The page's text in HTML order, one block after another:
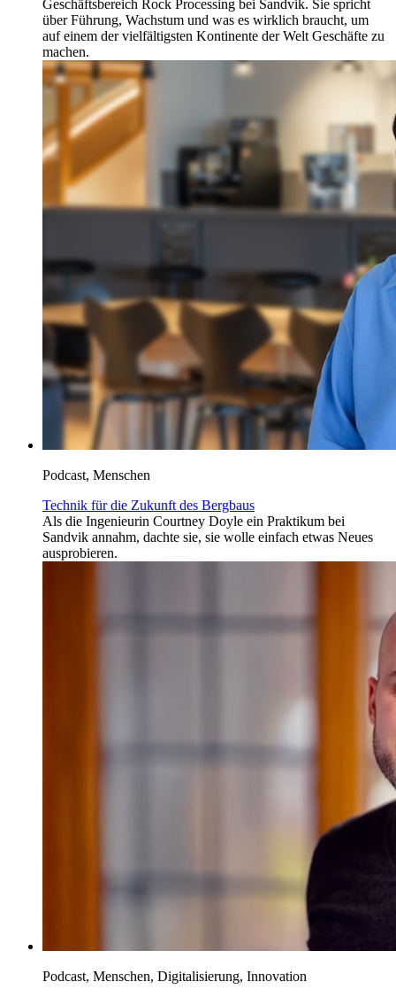
Geschäftsbereich Rock Processing bei Sandvik. Sie spricht
über Führung, Wachstum und was es wirklich braucht, um
auf einem der vielfältigsten Kontinente der Welt Geschäfte zu
machen.
Podcast, Menschen
Technik für die Zukunft des Bergbaus
Als die Ingenieurin Courtney Doyle ein Praktikum bei
Sandvik annahm, dachte sie, sie wolle einfach etwas Neues
ausprobieren.
Podcast, Menschen, Digitalisierung, Innovation